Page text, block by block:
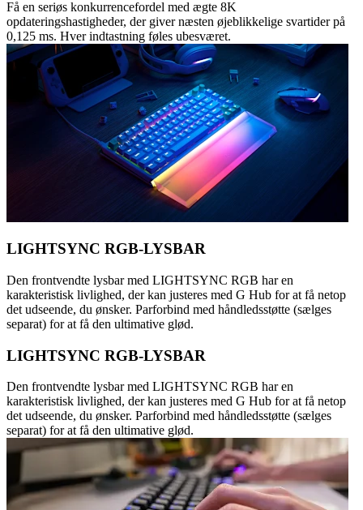
Få en seriøs konkurrencefordel med ægte 8K
opdateringshastigheder, der giver næsten øjeblikkelige svartider på
0,125 ms. Hver indtastning føles ubesværet.
LIGHTSYNC RGB-LYSBAR
Den frontvendte lysbar med LIGHTSYNC RGB har en
karakteristisk livlighed, der kan justeres med G Hub for at få netop
det udseende, du ønsker. Parforbind med håndledsstøtte (sælges
separat) for at få den ultimative glød.
LIGHTSYNC RGB-LYSBAR
Den frontvendte lysbar med LIGHTSYNC RGB har en
karakteristisk livlighed, der kan justeres med G Hub for at få netop
det udseende, du ønsker. Parforbind med håndledsstøtte (sælges
separat) for at få den ultimative glød.